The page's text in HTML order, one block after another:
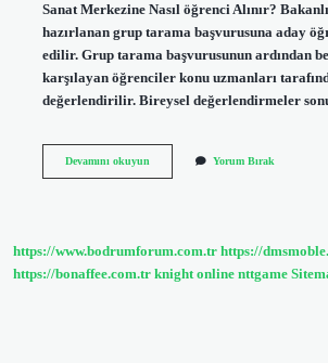
Sanat Merkezine Nasıl öğrenci Alınır?
hazırlanan grup tarama başvurusuna aday
edilir. Grup tarama başvurusunun ardından
karşılayan öğrenciler konu uzmanları
değerlendirilir. Bireysel değerlendirmeler
Devamını okuyunBilim
Mi
Yorum Bırak
https://www.bodrumforum.com.tr https://
https://bonaffee.com.tr knight online nttgame